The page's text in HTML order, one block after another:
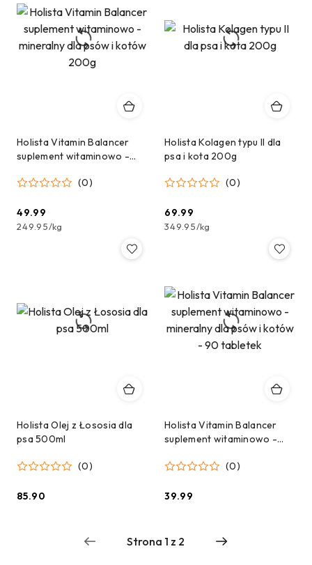
Holista Vitamin Balancer
suplement witaminowo -
200g
(0)
Cena:
49.99
249.95/kg
Holista Kolagen typu II dla
psa i kota 200g
(0)
Cena:
69.99
349.95/kg
Holista Olej z Łososia dla
psa 500ml
(0)
Cena:
85.90
Holista Vitamin Balancer
suplement witaminowo -
- 90 tabletek (0)
Cena:
39.99